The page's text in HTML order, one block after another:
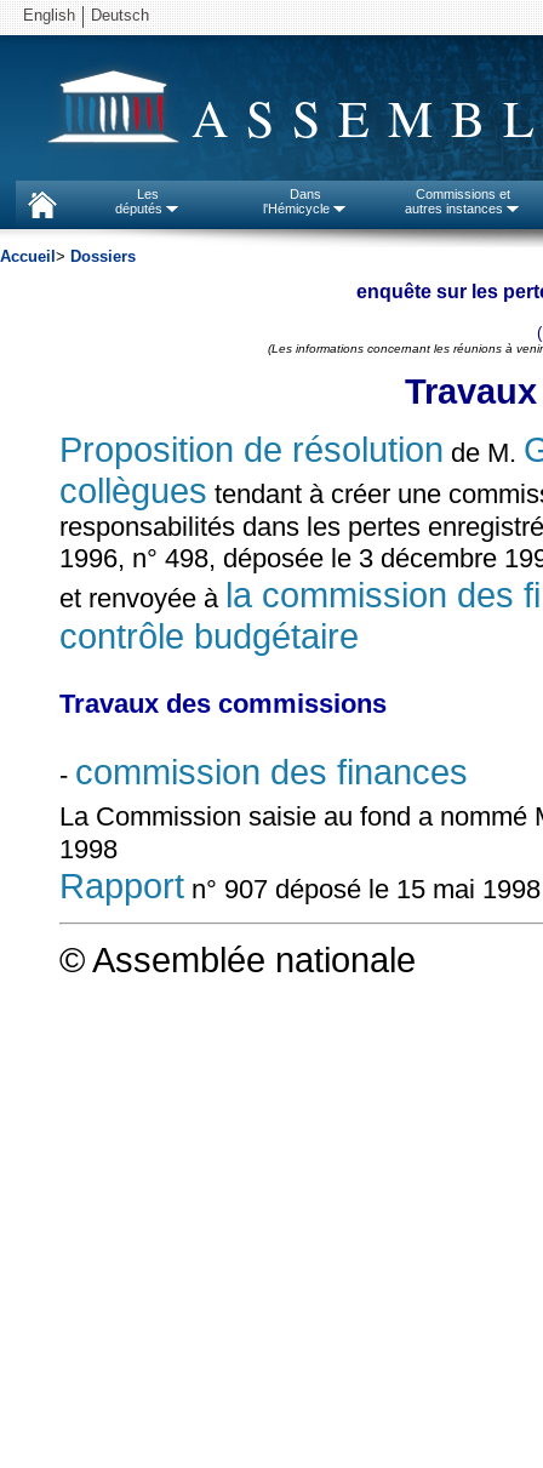
English Deutsch
Les
députés
Dans
l'Hémicycle
Commissions et
autres instances
Accueil > Dossiers
enquête sur les
(Les informations concernant les réunions à
Proposition de résolution de M.
collègues tendant à créer une
responsabilités dans les pertes
1996, n° 498, déposée le 3 décembre
et renvoyée à la commission des
contrôle budgétaire
Travaux des commissions
- commission des finances
La Commission saisie au fond a nommé
1998
Rapport n° 907 déposé le 15 mai
© Assemblée nationale